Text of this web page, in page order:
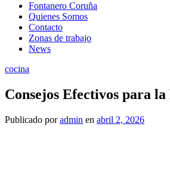
Fontanero Coruña
Quienes Somos
Contacto
Zonas de trabajo
News
cocina
Consejos Efectivos para
Publicado poradmin en abril 2, 2026